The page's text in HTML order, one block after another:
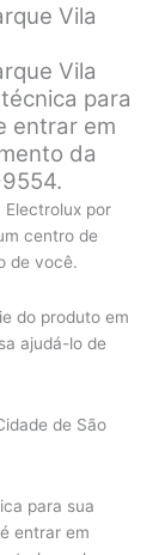
Vila
Vila
para
entrar em
da
por
centro de
de você.
do produto em
ajudá-lo de
de São
para sua
entrar em